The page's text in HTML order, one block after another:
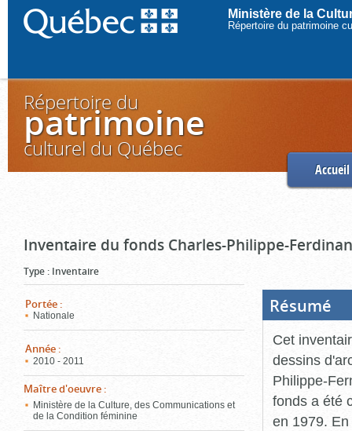
Ministère de la
Répertoire du patrimoine
Répertoire du
patrimoine
culturel du Québec
Accueil
Inventaire du fonds Charles-Philippe-
Type : Inventaire
Portée :
Nationale
Année :
2010 - 2011
Maître d'oeuvre :
Ministère de la Culture, des Communications et
de la Condition féminine
Résumé
Cet
dessins
Philippe-
fonds a été
en 1979.